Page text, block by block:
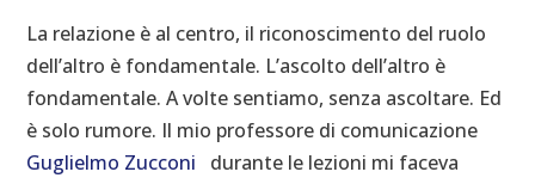
La relazione è al centro, il riconoscimento del ruolo
dell’altro è fondamentale. L’ascolto dell’altro è
fondamentale. A volte sentiamo, senza ascoltare. Ed
è solo rumore. Il mio professore di comunicazione
Guglielmo Zucconi
durante le lezioni mi faceva